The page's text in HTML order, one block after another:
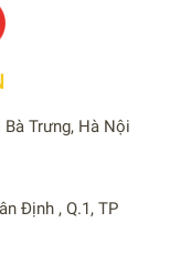
Trưng, Hà Nội
Định , Q.1, TP